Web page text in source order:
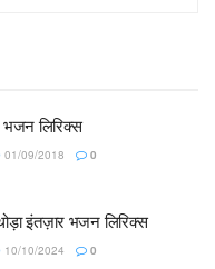
भजन लिरिक्स
01/09/2018 0
इंतज़ार भजन लिरिक्स
10/10/2024 0